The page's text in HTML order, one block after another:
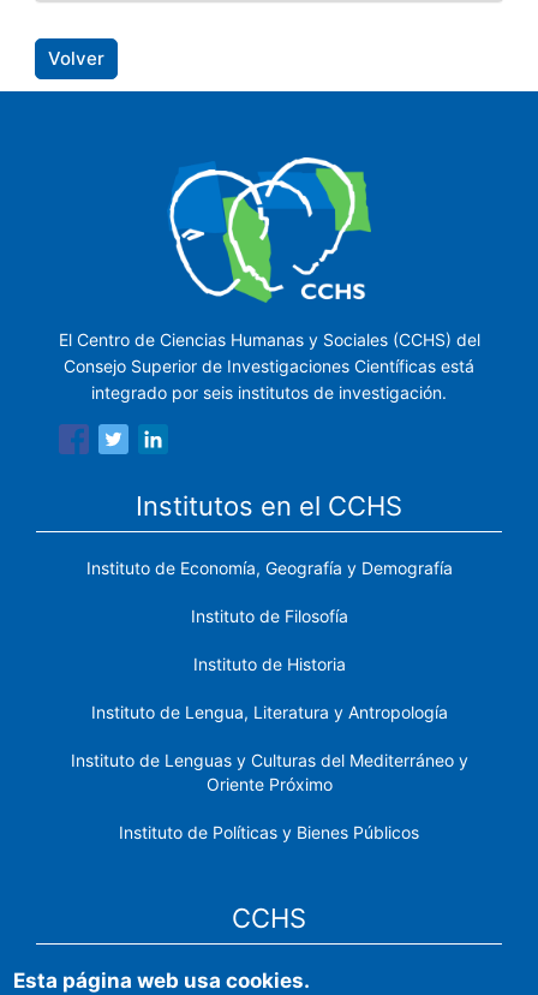
Volver
El Centro de Ciencias Humanas y Sociales (CCHS) del
Consejo Superior de Investigaciones Científicas está
integrado por seis institutos de investigación.
Institutos en el CCHS
Instituto de Economía, Geografía y Demografía
Instituto de Filosofía
Instituto de Historia
Instituto de Lengua, Literatura y Antropología
Instituto de Lenguas y Culturas del Mediterráneo y
Oriente Próximo
Instituto de Políticas y Bienes Públicos
CCHS
Sede electrónica CSIC
Esta página web usa cookies.